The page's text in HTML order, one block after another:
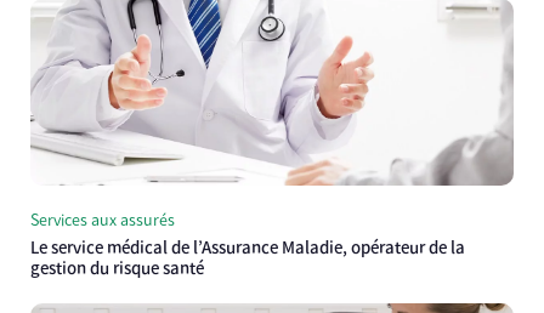
Services aux assurés
Le service médical de l’Assurance Maladie, opérateur de la
gestion du risque santé